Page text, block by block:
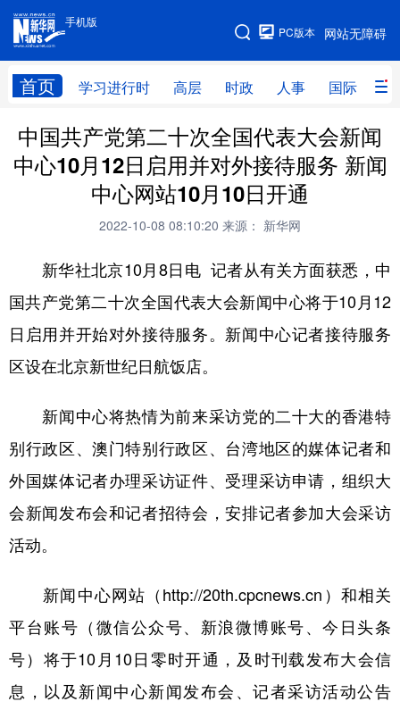
手机版
网站无障碍
PC版本
首页 学习进行时 高层 时政 人事 国际 财
手机版
网站地图
学习进行时 高层 时政 人事
国际 财经 网评 港澳
思客智库 全球连线
文化 健康 军事
法律 中央文件
城市 旅游 能源 会展
彩票 娱乐 时尚 悦读
文化产业
地方频道
北京 天津 河北 山西
中国共产党第二十次全国代表大会新闻
中心10月12日启用并对外接待服务 新闻
中心网站10月10日开通
2022-10-08 08:10:20 来源： 新华网
新华社北京10月8日电 记者从有关方面获悉，中
国共产党第二十次全国代表大会新闻中心将于10月12
日启用并开始对外接待服务。新闻中心记者接待服务
区设在北京新世纪日航饭店。
新闻中心将热情为前来采访党的二十大的香港特
别行政区、澳门特别行政区、台湾地区的媒体记者和
外国媒体记者办理采访证件、受理采访申请，组织大
会新闻发布会和记者招待会，安排记者参加大会采访
活动。
新闻中心网站（http://20th.cpcnews.cn）和相关
平台账号（微信公众号、新浪微博账号、今日头条
号）将于10月10日零时开通，及时刊载发布大会信
息，以及新闻中心新闻发布会、记者采访活动公告